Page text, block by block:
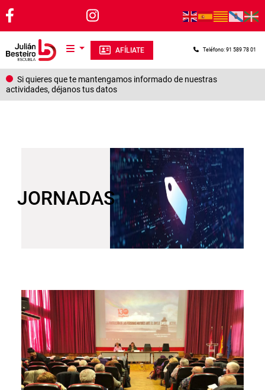
Pasar al contenido principal
AFÍLIATE Teléfono: 91 589 78 01
Si quieres que te mantengamos informado de nuestras
actividades, déjanos tus datos
JORNADAS